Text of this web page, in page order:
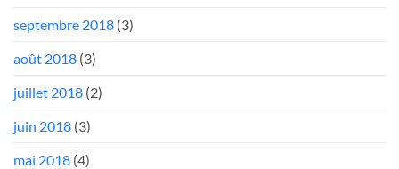
septembre 2018 (3)
août 2018 (3)
juillet 2018 (2)
juin 2018 (3)
mai 2018 (4)